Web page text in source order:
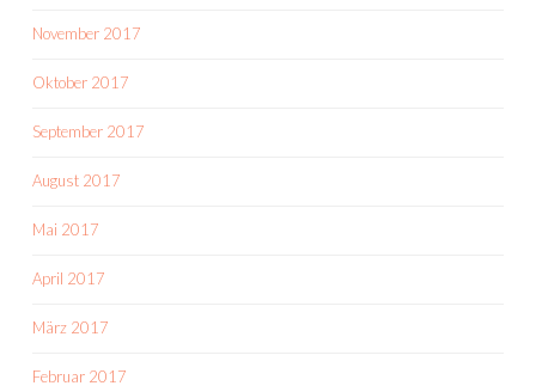
November 2017
Oktober 2017
September 2017
August 2017
Mai 2017
April 2017
März 2017
Februar 2017